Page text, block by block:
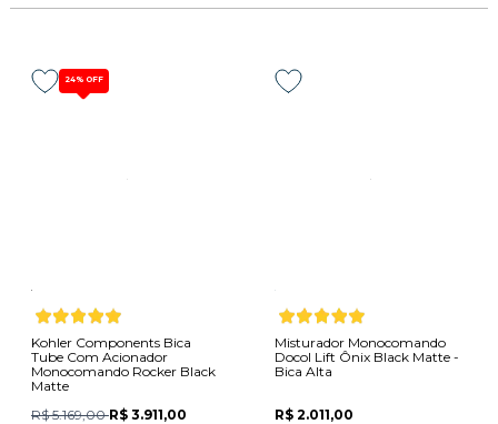
24% OFF
Kohler Components Bica
Tube Com Acionador
Monocomando Rocker Black
Matte
R$ 5.169,00R$ 3.911,00
Misturador Monocomando
Docol Lift Ônix Black Matte -
Bica Alta
R$ 2.011,00